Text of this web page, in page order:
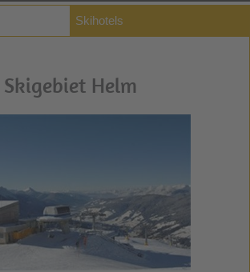
Skihotels
Skigebiet Helm